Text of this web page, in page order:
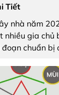
Tiết
nhà năm
nhiều gia chủ
chuẩn bị
Thông Thư